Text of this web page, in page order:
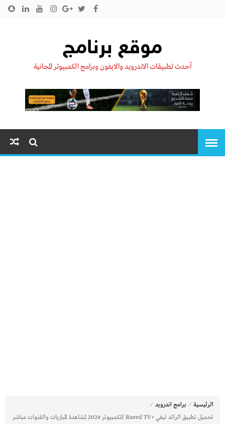
موقع برنامج
أحدث تطبيقات الاندرويد والايفون وبرامج الكمبيوتر المجانية
الرئيسية ⁄ برامج اندرويد ⁄
تحميل تطبيق الرائد تيفي +Raeed TV للكمبيوتر 2024 لمشاهدة المباريات والقنوات مباشر